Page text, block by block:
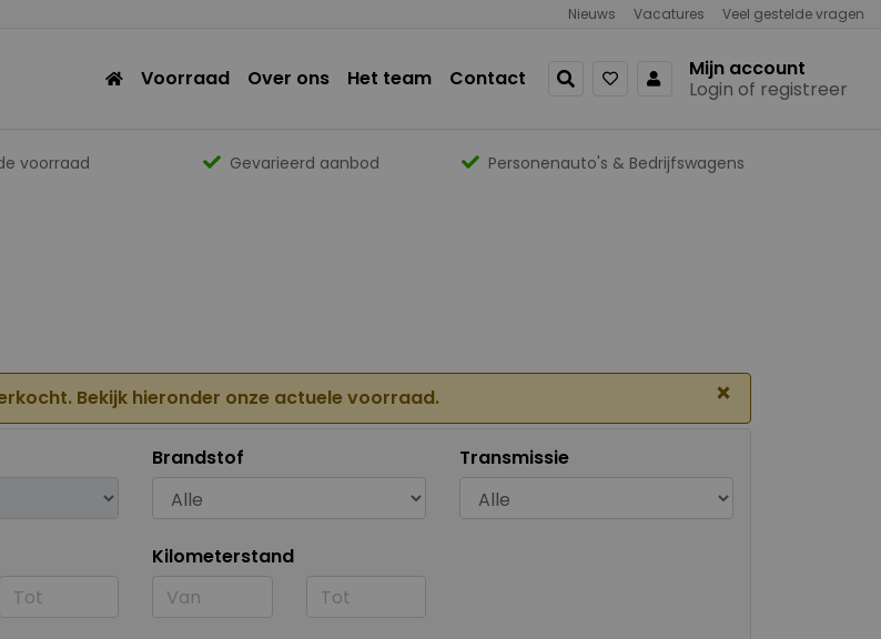
Nieuws Vacatures Veel gestelde vragen
Voorraad Over ons Het team Contact
Mijn account
Login of registreer
voorraad Gevarieerd aanbod Personenauto's & Bedrijfswagens
Bekijk hieronder onze actuele voorraad. ×
Brandstof Transmissie
Kilometerstand